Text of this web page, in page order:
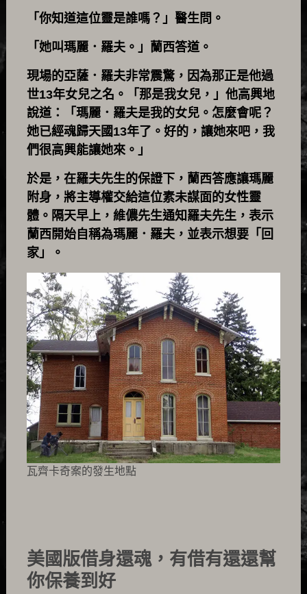
「你知道這位靈是誰嗎？」醫生問。
「她叫瑪麗．羅夫。」蘭西答道。
現場的亞薩．羅夫非常震驚，因為那正是他過
世13年女兒之名。「那是我女兒，」他高興地
說道：「瑪麗．羅夫是我的女兒。怎麼會呢？
她已經魂歸天國13年了。好的，讓她來吧，我
們很高興能讓她來。」
於是，在羅夫先生的保證下，蘭西答應讓瑪麗
附身，將主導權交給這位素未謀面的女性靈
體。隔天早上，維儂先生通知羅夫先生，表示
蘭西開始自稱為瑪麗．羅夫，並表示想要「回
家」。
瓦齊卡奇案的發生地點
美國版借身還魂，有借有還還幫
你保養到好